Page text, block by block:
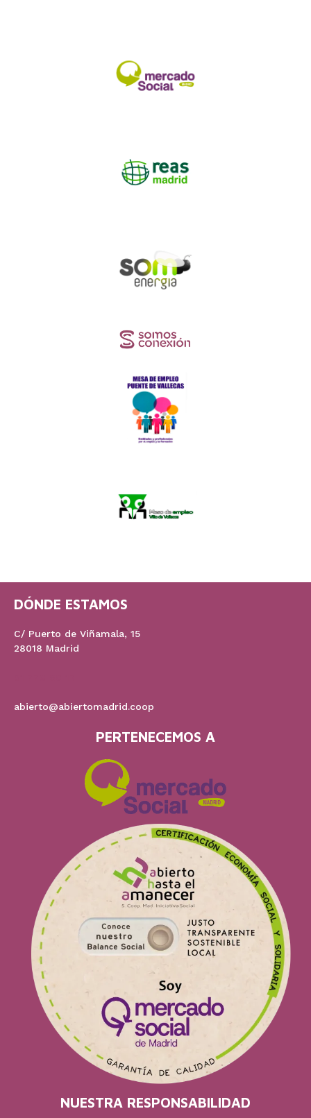
DÓNDE ESTAMOS
C/ Puerto de Viñamala, 15
28018 Madrid
abierto@abiertomadrid.coop
PERTENECEMOS A
NUESTRA RESPONSABILIDAD